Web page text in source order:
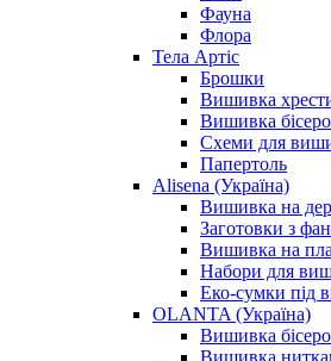
Фауна
Флора
Тела Артіс
Брошки
Вишивка
Вишивка
Схеми для
Папертоль
Alisena (Україна)
Вишивка на
Заготовки з
Вишивка на
Набори для
Еко-сумки під
OLANTA (Україна)
Вишивка
Вишивка